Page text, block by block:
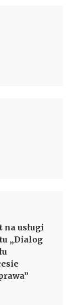
na usługi
„Dialog